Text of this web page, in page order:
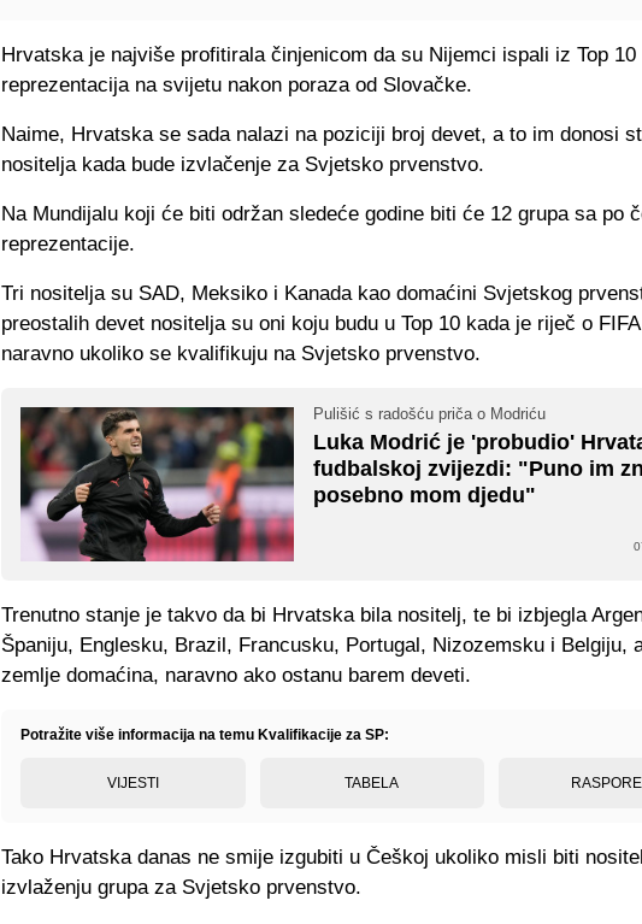
Hrvatska je najviše profitirala činjenicom da su Nijemci ispali iz Top 10
reprezentacija na svijetu nakon poraza od Slovačke.
Naime, Hrvatska se sada nalazi na poziciji broj devet, a to im donosi
nositelja kada bude izvlačenje za Svjetsko prvenstvo.
Na Mundijalu koji će biti održan sledeće godine biti će 12 grupa sa po
reprezentacije.
Tri nositelja su SAD, Meksiko i Kanada kao domaćini Svjetskog
preostalih devet nositelja su oni koju budu u Top 10 kada je riječ o
naravno ukoliko se kvalifikuju na Svjetsko prvenstvo.
Pulišić s radošću priča o Modriću
Luka Modrić je 'probudio'
fudbalskoj zvijezdi: "Puno im
posebno mom djedu"
Trenutno stanje je takvo da bi Hrvatska bila nositelj, te bi izbjegla
Španiju, Englesku, Brazil, Francusku, Portugal, Nizozemsku i Belgiju,
zemlje domaćina, naravno ako ostanu barem deveti.
Potražite više informacija na temu Kvalifikacije za SP:
VIJESTI TABELA
Tako Hrvatska danas ne smije izgubiti u Češkoj ukoliko misli biti
izvlaženju grupa za Svjetsko prvenstvo.